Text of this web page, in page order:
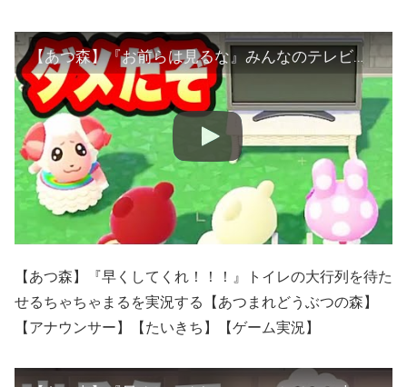
【あつ森】『お前らは見るな』みんなのテレビを消すちゃちゃまるを実況する【あつまれどうぶつの森】【どう森】【アナウンサー】【ゲーム実況】
【あつ森】『早くしてくれ！！！』トイレの大行列を待た
せるちゃちゃまるを実況する【あつまれどうぶつの森】
【アナウンサー】【たいきち】【ゲーム実況】